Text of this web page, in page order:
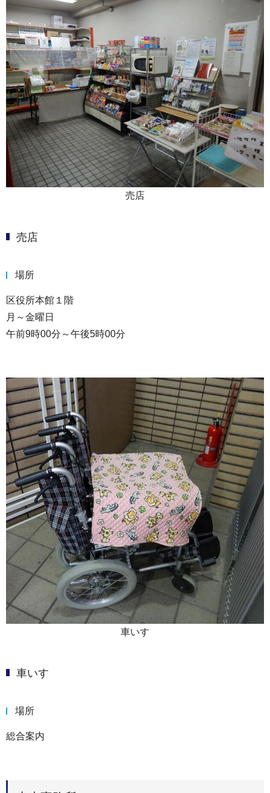
売店
売店
場所
区役所本館１階
月～金曜日
午前9時00分～午後5時00分
車いす
車いす
場所
総合案内